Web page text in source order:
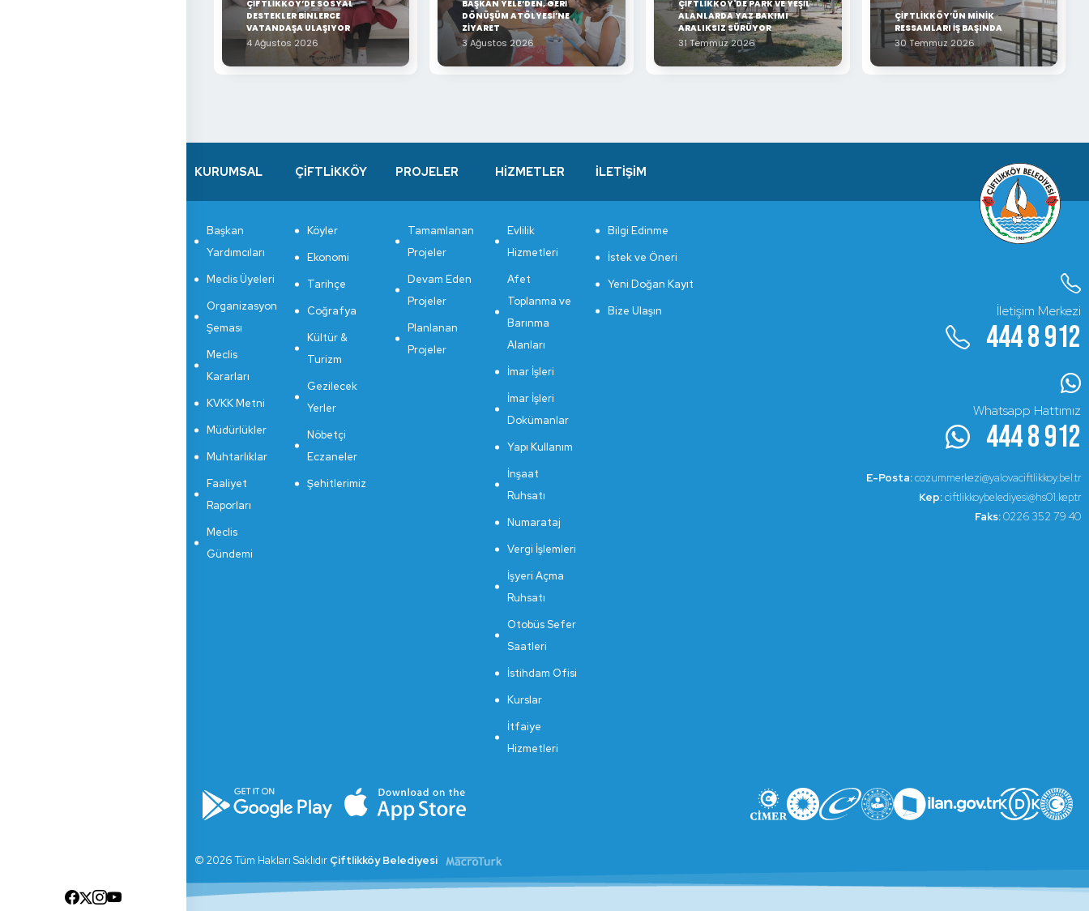
ÇİFTLİKKÖY’DE SOSYAL
DESTEKLER BİNLERCE
VATANDAŞA ULAŞIYOR
4 Ağustos 2026
BAŞKAN YELE’DEN, GERİ
DÖNÜŞÜM ATÖLYESİ’NE
ZİYARET
3 Ağustos 2026
ÇİFTLİKKÖY'DE PARK VE YEŞİL
ALANLARDA YAZ BAKIMI
ARALIKSIZ SÜRÜYOR
31 Temmuz 2026
ÇİFTLİKKÖY’ÜN MİNİK
RESSAMLARI İŞ BAŞINDA
30 Temmuz 2026
KURUMSAL
Başkan
Yardımcıları
Meclis Üyeleri
Organizasyon
Şeması
Meclis
Kararları
KVKK Metni
Müdürlükler
Muhtarlıklar
Faaliyet
Raporları
Meclis
Gündemi
ÇİFTLİKKÖY
Köyler
Ekonomi
Tarihçe
Coğrafya
Kültür &
Turizm
Gezilecek
Yerler
Nöbetçi
Eczaneler
Şehitlerimiz
PROJELER
Tamamlanan
Projeler
Devam Eden
Projeler
Planlanan
Projeler
HİZMETLER
Evlilik
Hizmetleri
Afet
Toplanma ve
Barınma
Alanları
İmar İşleri
İmar İşleri
Dokümanlar
Yapı Kullanım
İnşaat
Ruhsatı
Numarataj
Vergi İşlemleri
İşyeri Açma
Ruhsatı
Otobüs Sefer
Saatleri
İstihdam Ofisi
Kurslar
İtfaiye
Hizmetleri
İLETİŞİM
Bilgi Edinme
İstek ve Öneri
Yeni Doğan Kayıt
Bize Ulaşın
İletişim Merkezi
444 8 912
Whatsapp Hattımız
444 8 912
E-Posta:cozummerkezi@yalovaciftlikkoy.bel.tr
Kep:ciftlikkoybelediyesi@hs01.kep.tr
Faks:0226 352 79 40
© 2026 Tüm Hakları Saklıdır Çiftlikköy Belediyesi